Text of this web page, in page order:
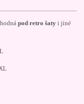
pod retro šaty i jiné